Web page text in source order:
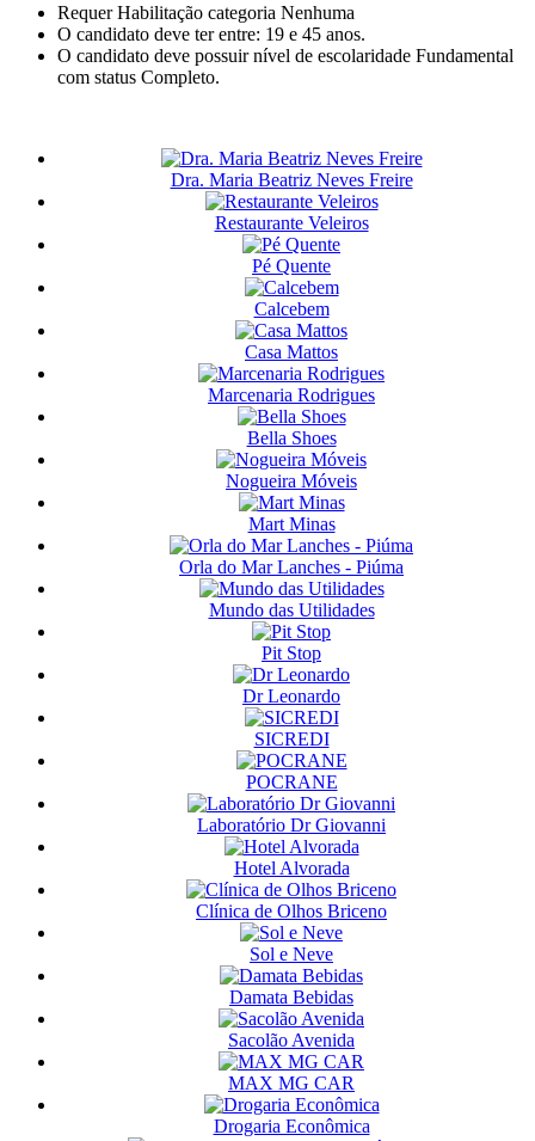
Requer Habilitação categoria Nenhuma
O candidato deve ter entre: 19 e 45 anos.
O candidato deve possuir nível de escolaridade Fundamental
com status Completo.
Dra. Maria Beatriz Neves Freire
Restaurante Veleiros
Pé Quente
Calcebem
Casa Mattos
Marcenaria Rodrigues
Bella Shoes
Nogueira Móveis
Mart Minas
Orla do Mar Lanches - Piúma
Mundo das Utilidades
Pit Stop
Dr Leonardo
SICREDI
POCRANE
Laboratório Dr Giovanni
Hotel Alvorada
Clínica de Olhos Briceno
Sol e Neve
Damata Bebidas
Sacolão Avenida
MAX MG CAR
Drogaria Econômica